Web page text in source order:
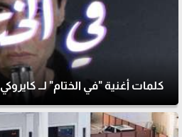
كلمات أغنية "في الختام" لــ كايروكي